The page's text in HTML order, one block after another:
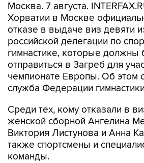
Москва. 7 августа.
Хорватии в Москве
отказе в выдаче виз девяти
российской делегации по
гимнастике, которые должны
отправиться в Загреб для
чемпионате Европы. Об этом
служба Федерации
Среди тех, кому отказали в
женской сборной Ангелина
Виктория Листунова и Анна
также спортсмены и
команды.